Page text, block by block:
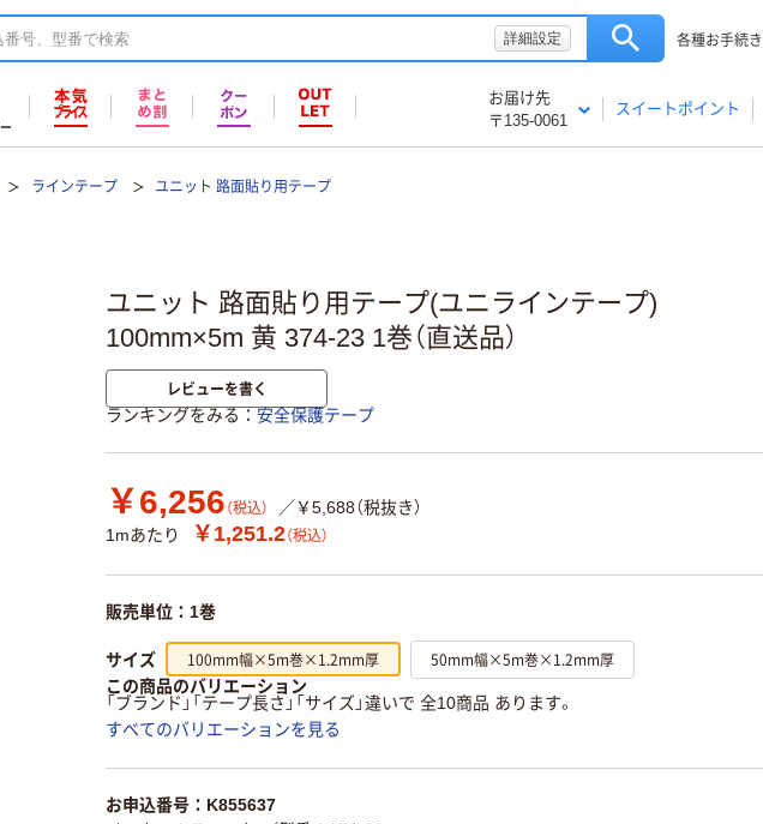
詳細設定 各種お手続き
お届け先
〒135-0061
スイートポイント
ラインテープ ユニット 路面貼り用テープ
ユニット 路面貼り用テープ(ユニラインテープ)
100mm×5m 黄 374-23 1巻（直送品）
レビューを書く
ランキングをみる 安全保護テープ
￥6,256 （税込）
／￥5,688（税抜き）
1mあたり
￥1,251.2（税込）
販売単位：1巻
サイズ 100mm幅×5m巻×1.2mm厚 50mm幅×5m巻×1.2mm厚
この商品のバリエーション
「ブランド」「テープ長さ」「サイズ」違いで 全10商品 あります。
すべてのバリエーションを見る
お申込番号：K855637